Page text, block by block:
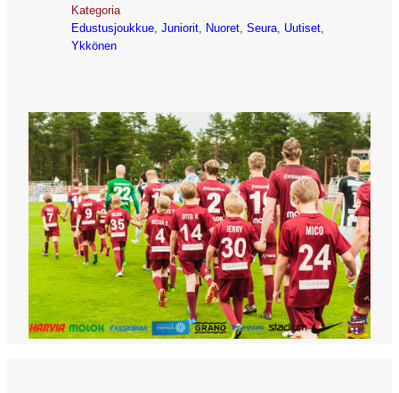
Kategoria
Edustusjoukkue Juniorit Nuoret Seura Uutiset
Ykkönen